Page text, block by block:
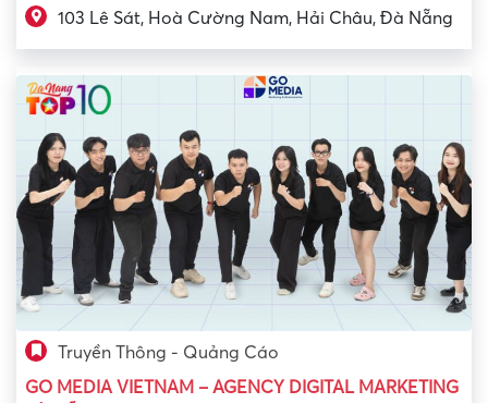
103 Lê Sát, Hoà Cường Nam, Hải Châu, Đà Nẵng
Truyền Thông - Quảng Cáo
GO MEDIA VIETNAM – AGENCY DIGITAL MARKETING